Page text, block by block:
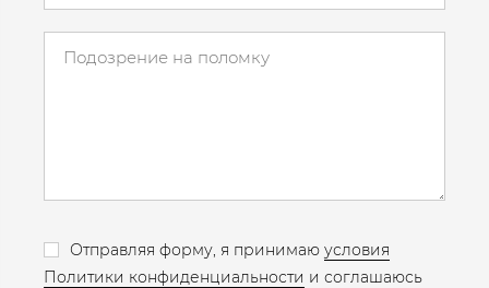
Отправляя форму, я принимаю условия
Политики конфиденциальности ​​​ и соглашаюсь